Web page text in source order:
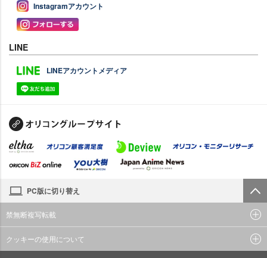
Instagramアカウント
LINE
LINEアカウントメディア
PC版に切り替え
禁無断複写転載
クッキーの使用について